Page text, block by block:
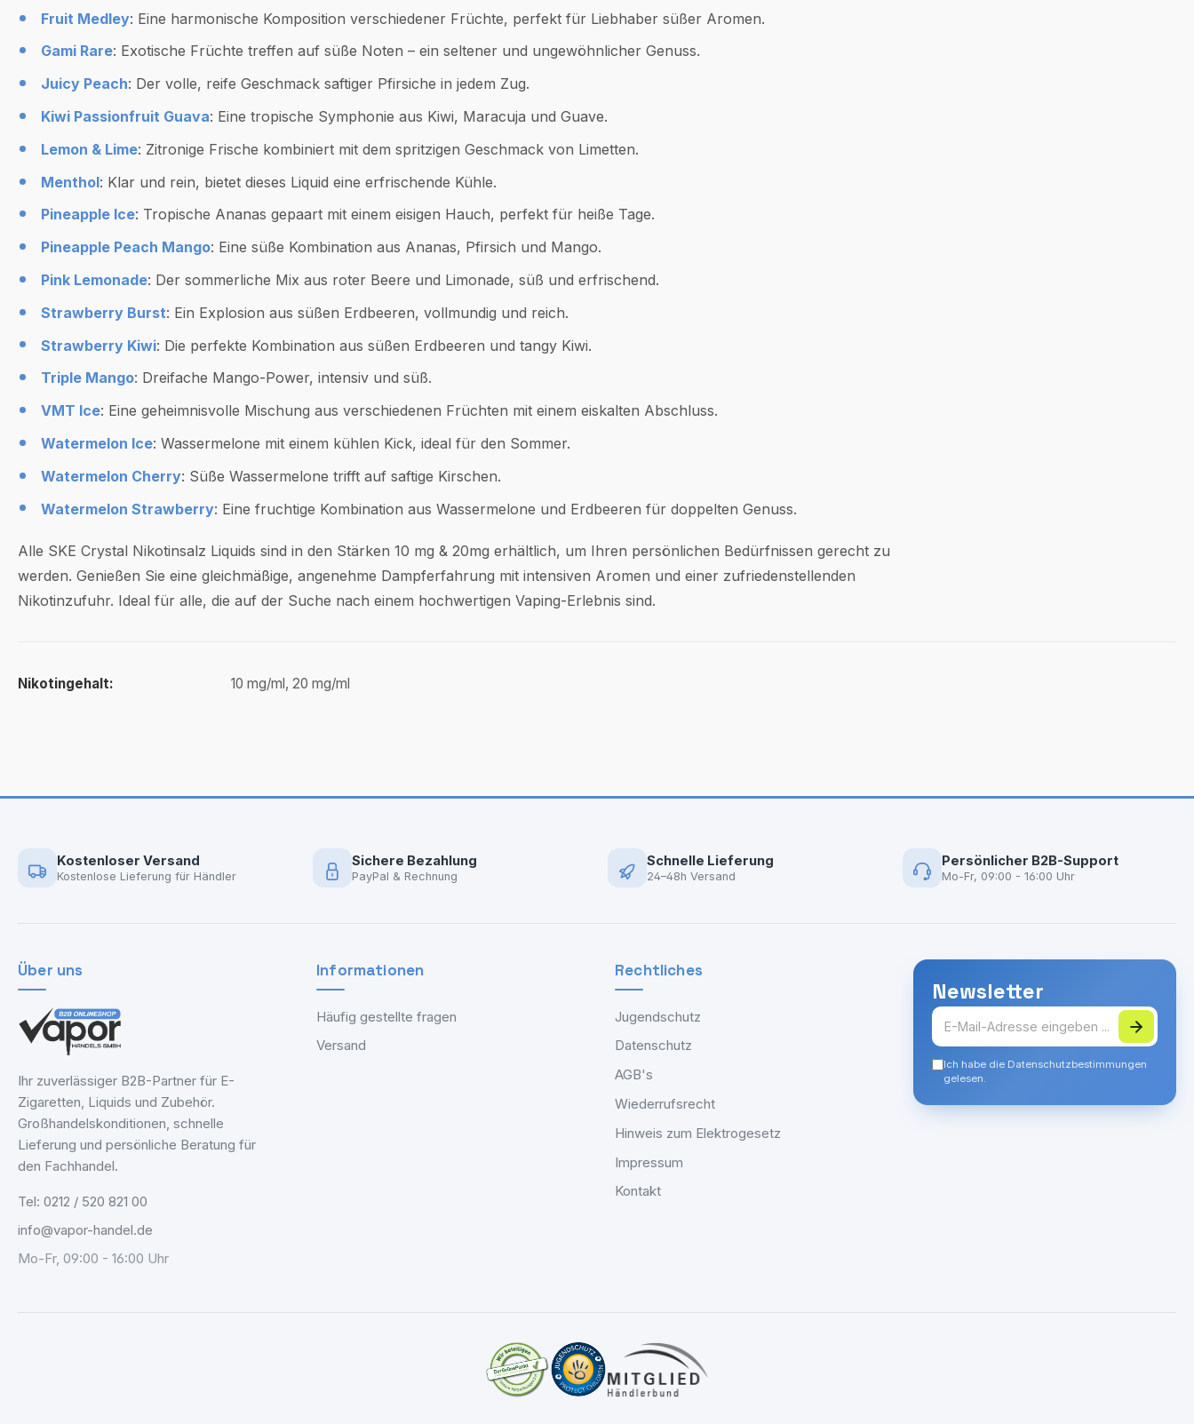
Fruit Medley: Eine harmonische Komposition verschiedener Früchte, perfekt für Liebhaber süßer Aromen.
Gami Rare: Exotische Früchte treffen auf süße Noten – ein seltener und ungewöhnlicher Genuss.
Juicy Peach: Der volle, reife Geschmack saftiger Pfirsiche in jedem Zug.
Kiwi Passionfruit Guava: Eine tropische Symphonie aus Kiwi, Maracuja und Guave.
Lemon & Lime: Zitronige Frische kombiniert mit dem spritzigen Geschmack von Limetten.
Menthol: Klar und rein, bietet dieses Liquid eine erfrischende Kühle.
Pineapple Ice: Tropische Ananas gepaart mit einem eisigen Hauch, perfekt für heiße Tage.
Pineapple Peach Mango: Eine süße Kombination aus Ananas, Pfirsich und Mango.
Pink Lemonade: Der sommerliche Mix aus roter Beere und Limonade, süß und erfrischend.
Strawberry Burst: Ein Explosion aus süßen Erdbeeren, vollmundig und reich.
Strawberry Kiwi: Die perfekte Kombination aus süßen Erdbeeren und tangy Kiwi.
Triple Mango: Dreifache Mango-Power, intensiv und süß.
VMT Ice: Eine geheimnisvolle Mischung aus verschiedenen Früchten mit einem eiskalten Abschluss.
Watermelon Ice: Wassermelone mit einem kühlen Kick, ideal für den Sommer.
Watermelon Cherry: Süße Wassermelone trifft auf saftige Kirschen.
Watermelon Strawberry: Eine fruchtige Kombination aus Wassermelone und Erdbeeren für doppelten Genuss.
Alle SKE Crystal Nikotinsalz Liquids sind in den Stärken 10 mg & 20mg erhältlich, um Ihren persönlichen Bedürfnissen gerecht zu
werden. Genießen Sie eine gleichmäßige, angenehme Dampferfahrung mit intensiven Aromen und einer zufriedenstellenden
Nikotinzufuhr. Ideal für alle, die auf der Suche nach einem hochwertigen Vaping-Erlebnis sind.
Nikotingehalt: 10 mg/ml, 20 mg/ml
Kostenloser Versand
Kostenlose Lieferung für Händler
Sichere Bezahlung
PayPal & Rechnung
Schnelle Lieferung
24–48h Versand
Persönlicher B2B-Support
Mo-Fr, 09:00 - 16:00 Uhr
Über uns
Ihr zuverlässiger B2B-Partner für E-
Zigaretten, Liquids und Zubehör.
Großhandelskonditionen, schnelle
Lieferung und persönliche Beratung für
den Fachhandel.
Tel: 0212 / 520 821 00
info@vapor-handel.de
Mo-Fr, 09:00 - 16:00 Uhr
Informationen
Häufig gestellte fragen
Versand
Rechtliches
Jugendschutz
Datenschutz
AGB's
Wiederrufsrecht
Hinweis zum Elektrogesetz
Impressum
Kontakt
Newsletter
Ich habe die Datenschutzbestimmungen
gelesen.